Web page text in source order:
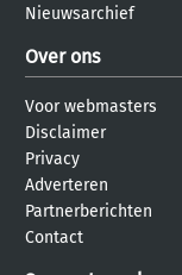
Nieuwsarchief
Over ons
Voor webmasters
Disclaimer
Privacy
Adverteren
Partnerberichten
Contact